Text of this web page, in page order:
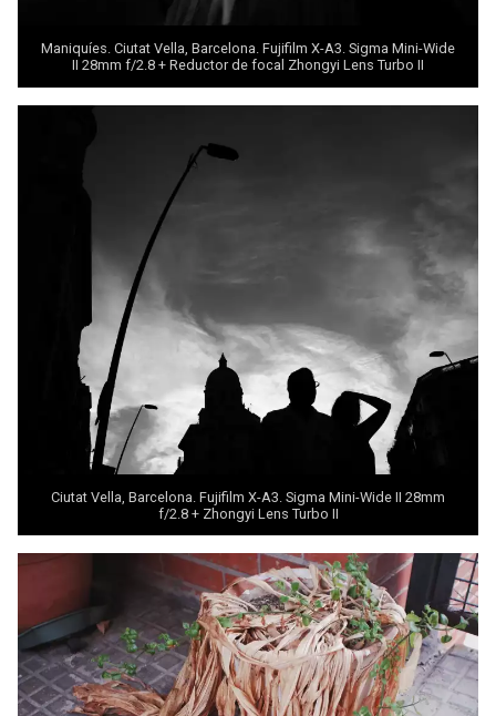
Maniquíes. Ciutat Vella, Barcelona. Fujifilm X-A3. Sigma Mini-Wide
II 28mm f/2.8 + Reductor de focal Zhongyi Lens Turbo II
Ciutat Vella, Barcelona. Fujifilm X-A3. Sigma Mini-Wide II 28mm
f/2.8 + Zhongyi Lens Turbo II